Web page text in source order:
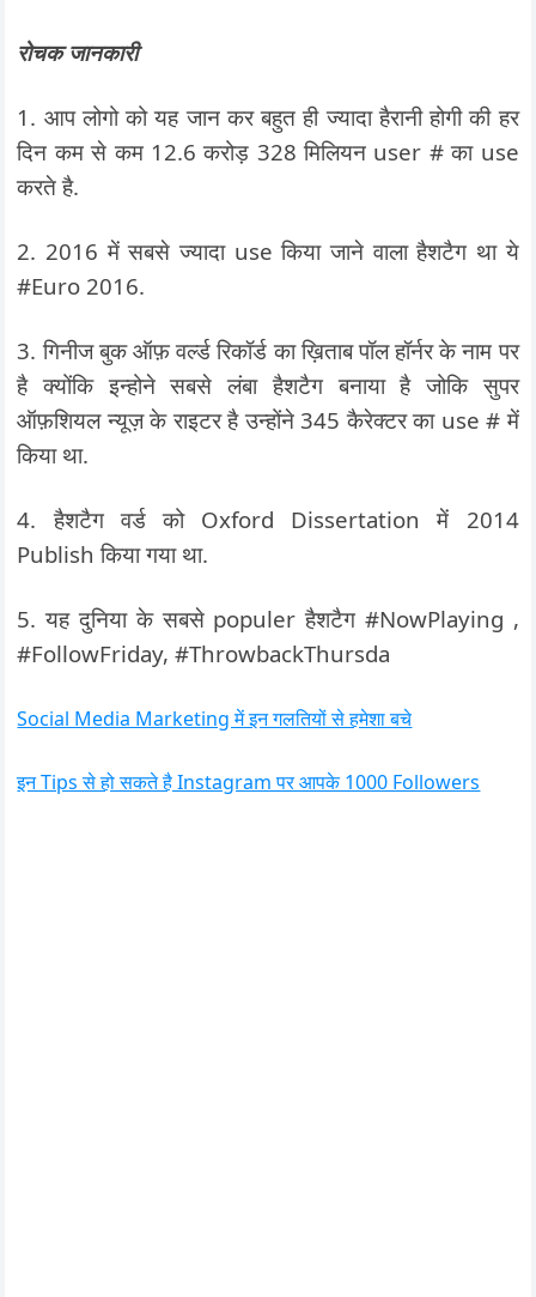
रोचक जानकारी
1. आप लोगो को यह जान कर बहुत ही ज्यादा हैरानी होगी की हर
दिन कम से कम 12.6 करोड़ 328 मिलियन user # का use
करते है.
2. 2016 में सबसे ज्यादा use किया जाने वाला हैशटैग था ये
#Euro 2016.
3. गिनीज बुक ऑफ़ वर्ल्ड रिकॉर्ड का ख़िताब पॉल हॉर्नर के नाम पर
है क्योंकि इन्होने सबसे लंबा हैशटैग बनाया है जोकि सुपर
ऑफ़शियल न्यूज़ के राइटर है उन्होंने 345 कैरेक्टर का use # में
किया था.
4. हैशटैग वर्ड को Oxford Dissertation में 2014
Publish किया गया था.
5. यह दुनिया के सबसे populer हैशटैग #NowPlaying ,
#FollowFriday, #ThrowbackThursda
Social Media Marketing में इन गलतियों से हमेशा बचे
इन Tips से हो सकते है Instagram पर आपके 1000 Followers